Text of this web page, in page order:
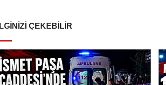
İLGINIZI ÇEKEBILIR